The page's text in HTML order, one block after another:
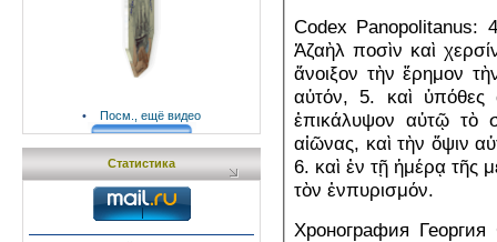
• Посм., ещё видео
Статистика
Codex Panopolitanus:
Ἀζαὴλ ποσὶν καὶ
ἄνοιξον τὴν ἔρημον
αὐτόν, 5. καὶ ὑπόθες
ἐπικάλυψον αὐτῷ τὸ
αἰῶνας, καὶ τὴν ὄψιν
6. καὶ ἐν τῇ ἡμέρᾳ τῆς
τὸν ἐνπυρισμόν.
Хронография